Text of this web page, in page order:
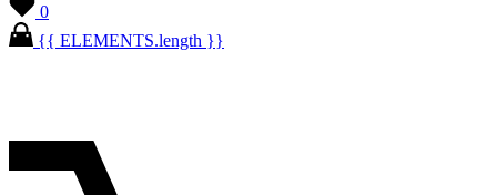
0
{{ ELEMENTS.length }}